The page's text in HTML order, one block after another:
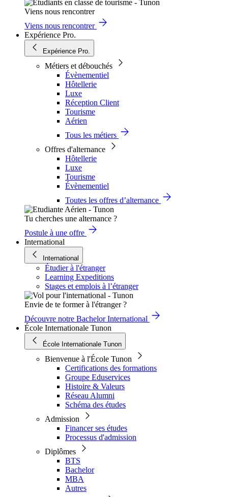
Viens nous rencontrer
Viens nous rencontrer
Expérience Pro.
Expérience Pro.
Métiers et débouchés
Évènementiel
Hôtellerie
Luxe
Réception Client
Tourisme
Aérien
Tous les métiers
Offres d'alternance
Hôtellerie
Luxe
Tourisme
Évènementiel
Toutes les offres d’alternance
Tu cherches une alternance ?
Postule à une offre
International
International
Étudier à l'étranger
Learning Expeditions
Stages et emplois à l’étranger
Envie de te former à l'étranger ?
Découvre notre Bachelor International
École Internationale Tunon
École Internationale Tunon
Bienvenue à l'École Tunon
Certifications des formations
Groupe Eduservices
Histoire & Valeurs
Réseau Alumni
Schéma des études
Admission
Financer ses études
Processus d'admission
Diplômes
BTS
Bachelor
MBA
Autres